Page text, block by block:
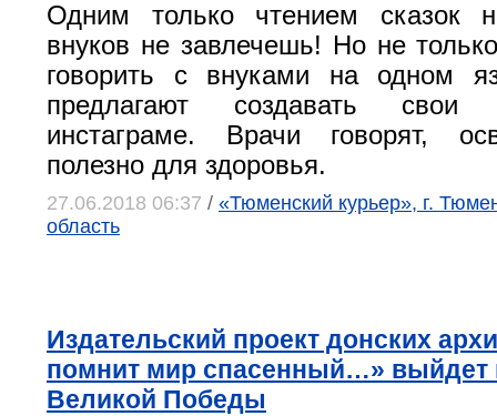
Одним только чтением сказок
внуков не завлечешь! Но не
говорить с внуками на одном
предлагают создавать свои
инстаграме. Врачи говорят,
полезно для здоровья.
27.06.2018 06:37 / «Тюменский курьер», г.
область
Издательский проект донских
помнит мир спасенный…» выйдет
Великой Победы